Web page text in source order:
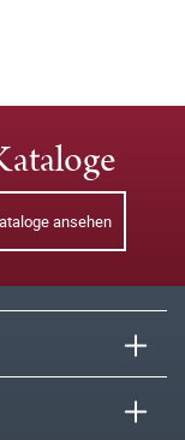
ansehen